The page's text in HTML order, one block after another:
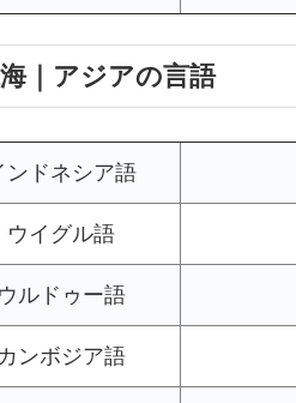
｜アジアの言語
ンドネシア語
ウイグル語
ウルドゥー語
カンボジア語